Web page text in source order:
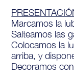
Marcamos la
Salteamos las
Colocamos la
arriba, y
Decoramos